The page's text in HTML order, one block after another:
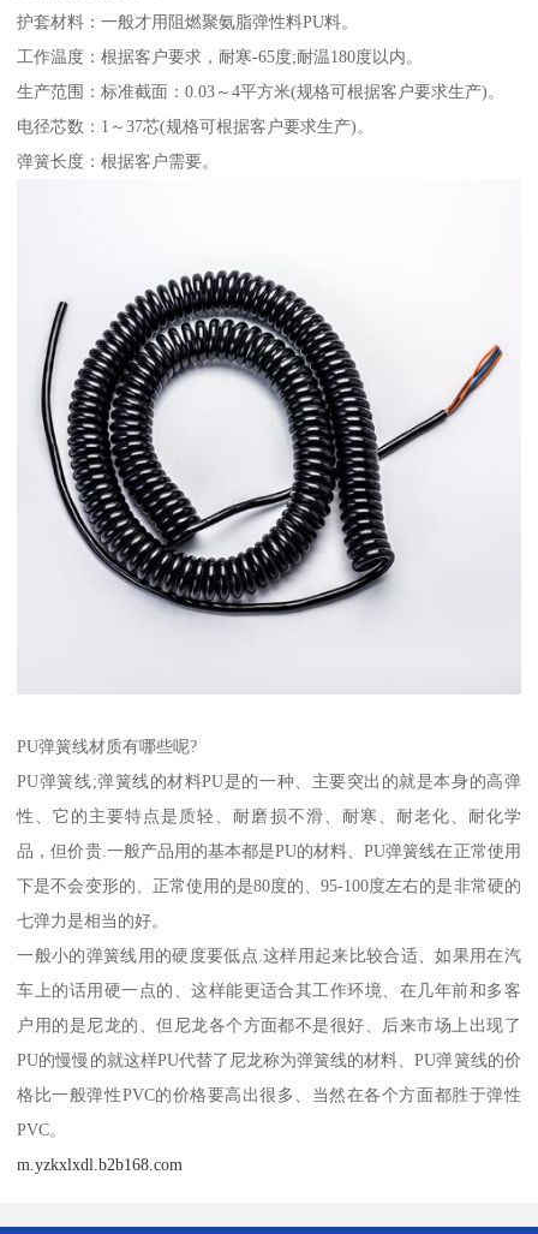
护套材料：一般才用阻燃聚氨脂弹性料PU料。
工作温度：根据客户要求，耐寒-65度;耐温180度以内。
生产范围：标准截面：0.03～4平方米(规格可根据客户要求生产)。
电径芯数：1～37芯(规格可根据客户要求生产)。
弹簧长度：根据客户需要。
PU弹簧线材质有哪些呢?
PU弹簧线;弹簧线的材料PU是的一种、主要突出的就是本身的高弹
性、它的主要特点是质轻、耐磨损不滑、耐寒、耐老化、耐化学
品，但价贵.一般产品用的基本都是PU的材料、PU弹簧线在正常使用
下是不会变形的、正常使用的是80度的、95-100度左右的是非常硬的
七弹力是相当的好。
一般小的弹簧线用的硬度要低点.这样用起来比较合适、如果用在汽
车上的话用硬一点的、这样能更适合其工作环境、在几年前和多客
户用的是尼龙的、但尼龙各个方面都不是很好、后来市场上出现了
PU的慢慢的就这样PU代替了尼龙称为弹簧线的材料、PU弹簧线的价
格比一般弹性PVC的价格要高出很多、当然在各个方面都胜于弹性
PVC。
m.yzkxlxdl.b2b168.com